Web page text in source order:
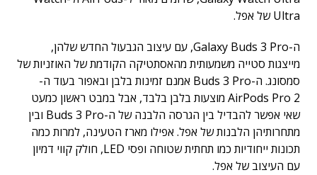
Ultra של אפל.
ה-Galaxy Buds 3 Pro, עם עיצוב הגבעול החדש שלהן,
מייצגות סטייה משמעותית מהאסתטיקה הקודמת של האוזניות של
סמסונג. ה-Buds 3 Pro אמנם זמינות בלבן ובאפור בעוד ה-
AirPods Pro 2 מוצעות בלבן בלבד, אבל במבט ראשון כמעט
שאי אפשר להבדיל בין הגרסה הלבנה של ה-Buds 3 Pro ובין
מתחרותיהן הלבנות של אפל. אפילו מארז הטעינה, למרות כמה
תכונות ייחודיות כמו תחתית שטוחה ופסי LED, חולק קווי דמיון
עם העיצוב של אפל.